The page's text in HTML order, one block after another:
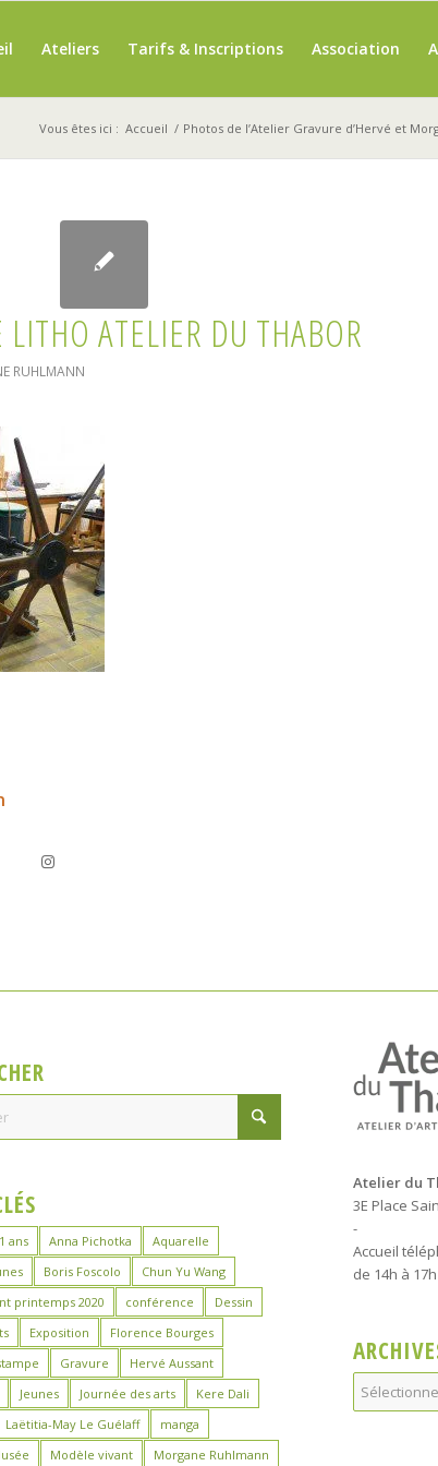
Ateliers Tarifs & Inscriptions Association
Vous êtes ici : Accueil / Photos de l’Atelier Gravure d’Hervé et
LITHO ATELIER DU THABOR
RUHLMANN
ans Anna Pichotka
Aquarelle
Boris Foscolo
Chun Yu Wang
printemps 2020
conférence
Dessin
Exposition
Florence Bourges
Gravure
Hervé Aussant
Jeunes Journée des arts
Kere Dali
Laëtitia-May Le Guélaff
manga
Modèle vivant Morgane Ruhlmann
Atelier du
3E Place
-
Accueil
de 14h à
Archives
Newsletters